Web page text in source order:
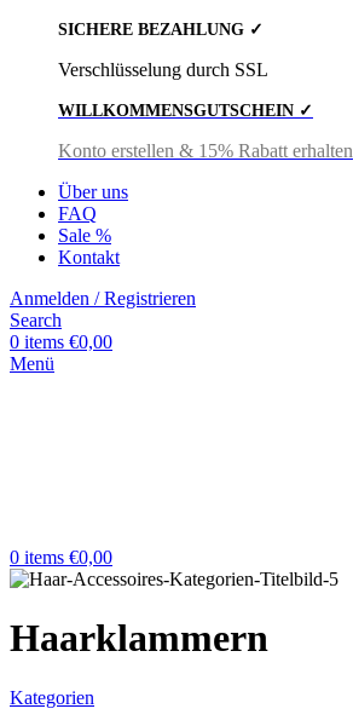
SICHERE BEZAHLUNG ✓
Verschlüsselung durch SSL
WILLKOMMENSGUTSCHEIN ✓
Konto erstellen & 15% Rabatt erhalten
Über uns
FAQ
Sale %
Kontakt
Anmelden / Registrieren
Search
0 items €0,00
Menü
0 items €0,00
Haarklammern
Kategorien